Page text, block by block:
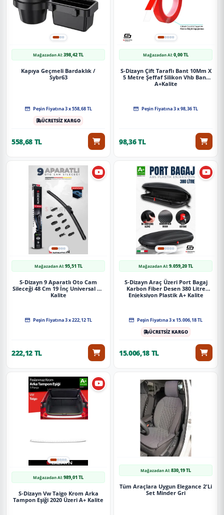
Mağazadan Al:398,42 TL
Kapıya Geçmeli Bardaklık /
Sybr63
Peşin Fiyatına 3 x 558,68 TL
ÜCRETSİZ KARGO
558,68 TL
Mağazadan Al:0,00 TL
S-Dizayn Çift Taraflı Bant 10Mm X
5 Metre Şeffaf Silikon Vhb Bant
A+Kalite
Peşin Fiyatına 3 x 98,36 TL
98,36 TL
Mağazadan Al:95,51 TL
S-Dizayn 9 Aparatlı Oto Cam
Sileceği 48 Cm 19 İnç Universal A+
Kalite
Peşin Fiyatına 3 x 222,12 TL
222,12 TL
Mağazadan Al:9.059,20 TL
S-Dizayn Araç Üzeri Port Bagaj
Karbon Fiber Desen 380 Litre
Enjeksiyon Plastik A+ Kalite
Peşin Fiyatına 3 x 15.006,18 TL
ÜCRETSİZ KARGO
15.006,18 TL
Mağazadan Al:989,01 TL
S-Dizayn Vw Taigo Krom Arka
Tampon Eşiği 2020 Üzeri A+ Kalite
Mağazadan Al:830,19 TL
Tüm Araçlara Uygun Elegance 2'Li
Set Minder Gri